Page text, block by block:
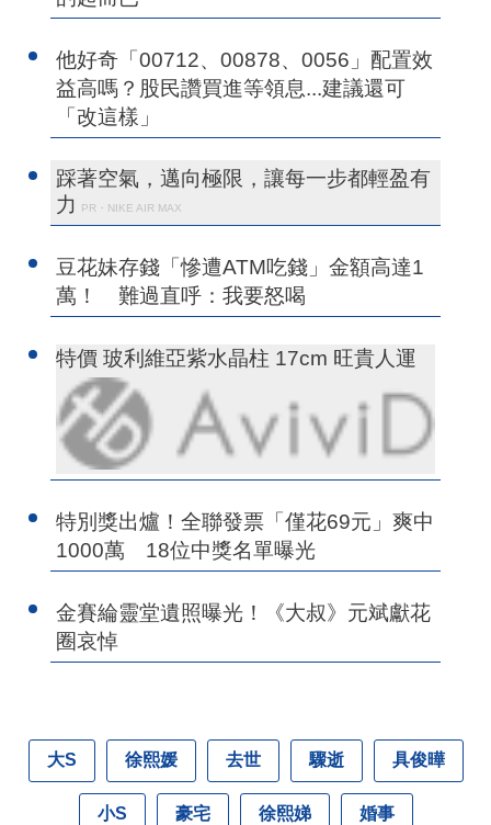
他好奇「00712、00878、0056」配置效
益高嗎？股民讚買進等領息...建議還可
「改這樣」
踩著空氣，邁向極限，讓每一步都輕盈有
力
PR・NIKE AIR MAX
豆花妹存錢「慘遭ATM吃錢」金額高達1
萬！ 難過直呼：我要怒喝
特價 玻利維亞紫水晶柱 17cm 旺貴人運
特別獎出爐！全聯發票「僅花69元」爽中
1000萬 18位中獎名單曝光
金賽綸靈堂遺照曝光！《大叔》元斌獻花
圈哀悼
大S 徐熙媛 去世 驟逝 具俊曄
小S 豪宅 徐熙娣 婚事